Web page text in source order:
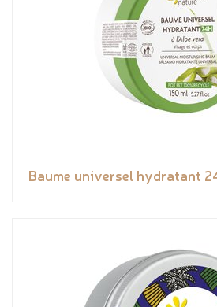
Baume universel hydratant